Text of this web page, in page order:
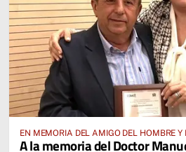
EN MEMORIA DEL AMIGO DEL HOMBRE
A la memoria del Doctor Manuel Bujaldón